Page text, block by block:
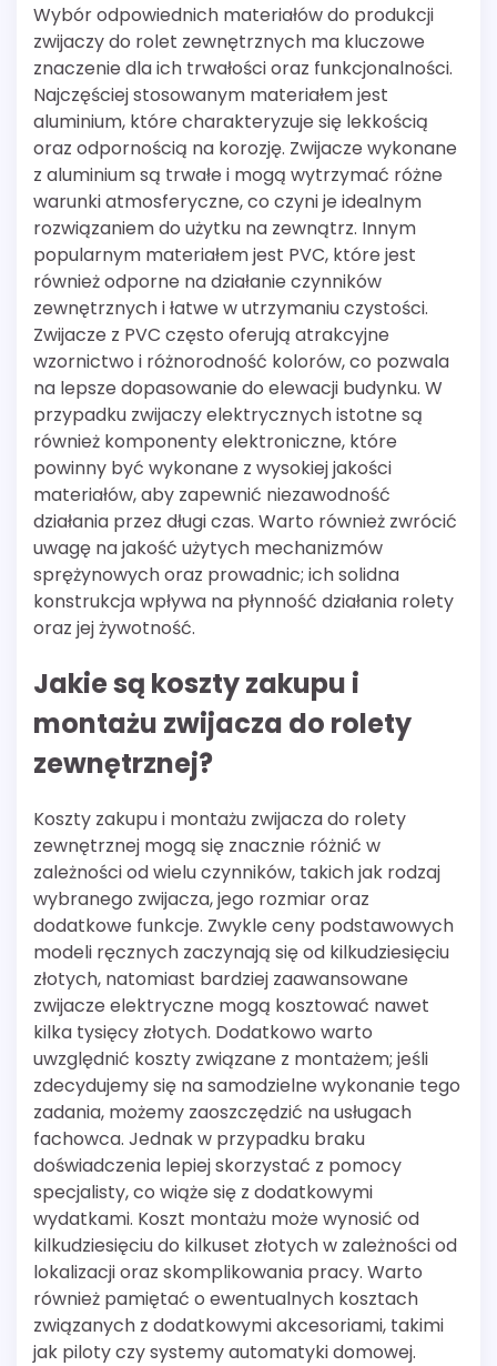
Wybór odpowiednich materiałów do produkcji
zwijaczy do rolet zewnętrznych ma kluczowe
znaczenie dla ich trwałości oraz funkcjonalności.
Najczęściej stosowanym materiałem jest
aluminium, które charakteryzuje się lekkością
oraz odpornością na korozję. Zwijacze wykonane
z aluminium są trwałe i mogą wytrzymać różne
warunki atmosferyczne, co czyni je idealnym
rozwiązaniem do użytku na zewnątrz. Innym
popularnym materiałem jest PVC, które jest
również odporne na działanie czynników
zewnętrznych i łatwe w utrzymaniu czystości.
Zwijacze z PVC często oferują atrakcyjne
wzornictwo i różnorodność kolorów, co pozwala
na lepsze dopasowanie do elewacji budynku. W
przypadku zwijaczy elektrycznych istotne są
również komponenty elektroniczne, które
powinny być wykonane z wysokiej jakości
materiałów, aby zapewnić niezawodność
działania przez długi czas. Warto również zwrócić
uwagę na jakość użytych mechanizmów
sprężynowych oraz prowadnic; ich solidna
konstrukcja wpływa na płynność działania rolety
oraz jej żywotność.
Jakie są koszty zakupu i
montażu zwijacza do rolety
zewnętrznej?
Koszty zakupu i montażu zwijacza do rolety
zewnętrznej mogą się znacznie różnić w
zależności od wielu czynników, takich jak rodzaj
wybranego zwijacza, jego rozmiar oraz
dodatkowe funkcje. Zwykle ceny podstawowych
modeli ręcznych zaczynają się od kilkudziesięciu
złotych, natomiast bardziej zaawansowane
zwijacze elektryczne mogą kosztować nawet
kilka tysięcy złotych. Dodatkowo warto
uwzględnić koszty związane z montażem; jeśli
zdecydujemy się na samodzielne wykonanie tego
zadania, możemy zaoszczędzić na usługach
fachowca. Jednak w przypadku braku
doświadczenia lepiej skorzystać z pomocy
specjalisty, co wiąże się z dodatkowymi
wydatkami. Koszt montażu może wynosić od
kilkudziesięciu do kilkuset złotych w zależności od
lokalizacji oraz skomplikowania pracy. Warto
również pamiętać o ewentualnych kosztach
związanych z dodatkowymi akcesoriami, takimi
jak piloty czy systemy automatyki domowej.